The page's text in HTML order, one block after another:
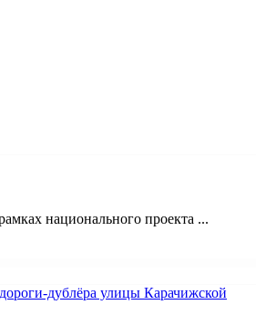
национального проекта ...